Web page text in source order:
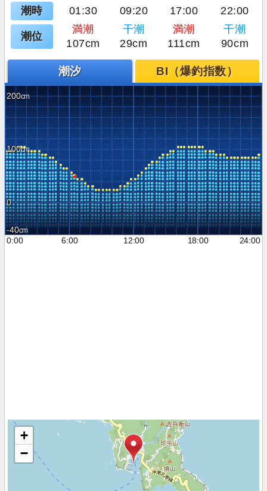
潮時 01:30 09:20 17:00 22:00
潮位
満潮 干潮 満潮
干潮
107cm
29cm 111cm 90cm
潮汐 BI（爆釣指数）
200
100
0
-40
0:00
6:00 12:00 18:00 24:00
+
−